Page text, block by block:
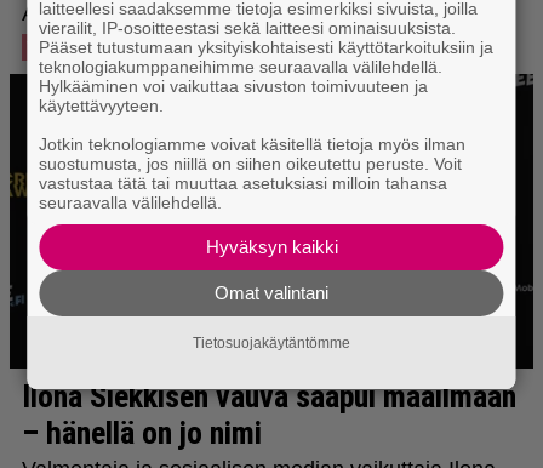
laitteellesi saadaksemme tietoja esimerkiksi sivuista, joilla
vierailit, IP-osoitteestasi sekä laitteesi ominaisuuksista.
Pääset tutustumaan yksityiskohtaisesti käyttötarkoituksiin ja
teknologiakumppaneihimme seuraavalla välilehdellä.
Hylkääminen voi vaikuttaa sivuston toimivuuteen ja
käytettävyyteen.
Jotkin teknologiamme voivat käsitellä tietoja myös ilman
suostumusta, jos niillä on siihen oikeutettu peruste. Voit
vastustaa tätä tai muuttaa asetuksiasi milloin tahansa
seuraavalla välilehdellä.
Hyväksyn kaikki
Omat valintani
Tietosuojakäytäntömme